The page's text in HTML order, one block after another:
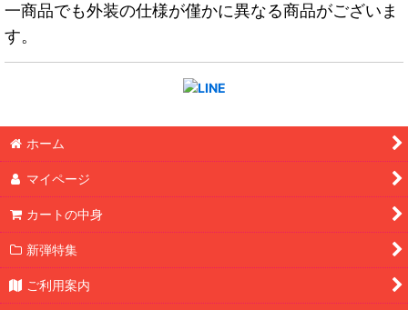
一商品でも外装の仕様が僅かに異なる商品がございま
す。
ホーム
マイページ
カートの中身
新弾特集
ご利用案内